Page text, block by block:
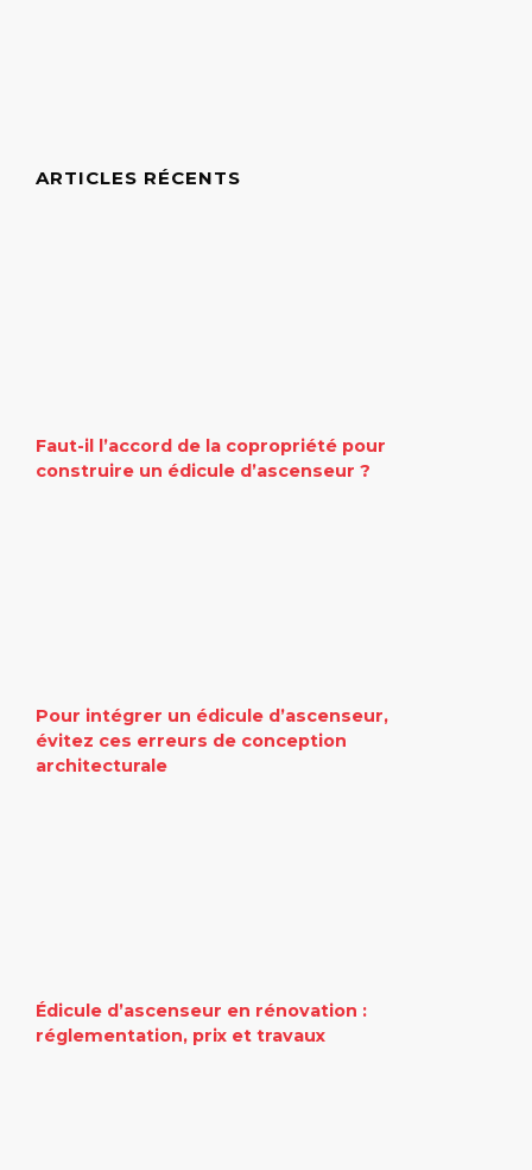
ARTICLES RÉCENTS
Faut-il l’accord de la copropriété pour
construire un édicule d’ascenseur ?
Pour intégrer un édicule d’ascenseur,
évitez ces erreurs de conception
architecturale
Édicule d’ascenseur en rénovation :
réglementation, prix et travaux